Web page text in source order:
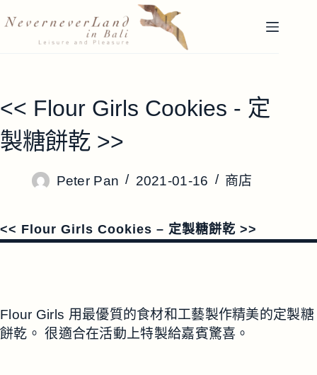
至
容
<< Flour Girls Cookies - 定
製糖餅乾 >>
Peter Pan 2021-01-16 商店
<< Flour Girls Cookies – 定製糖餅乾 >>
Flour Girls 用最優質的食材和工藝製作精美的定製糖
餅乾。 很適合在活動上特製給嘉賓驚喜 。